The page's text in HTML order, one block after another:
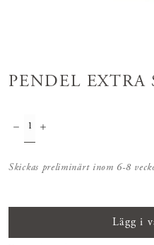
PENDEL EXTRA
Skickas preliminärt inom 6-8
Lägg i